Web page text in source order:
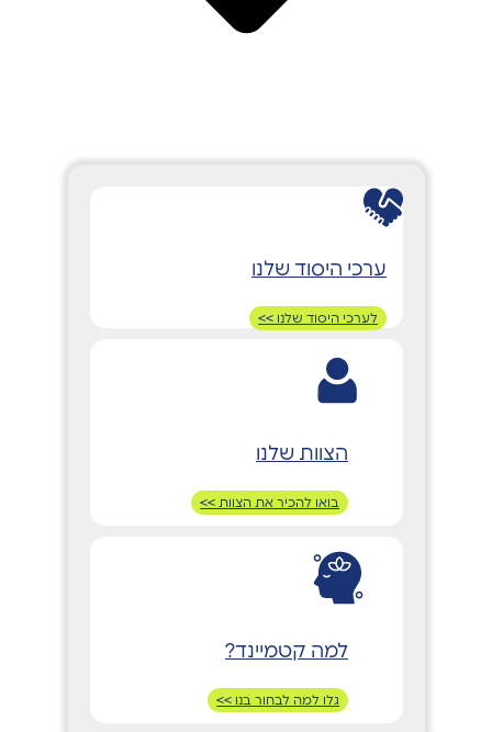
ערכי היסוד שלנו
לערכי היסוד שלנו >>
הצוות שלנו
בואו להכיר את הצוות >>
למה קטמיינד?
גלו למה לבחור בנו >>